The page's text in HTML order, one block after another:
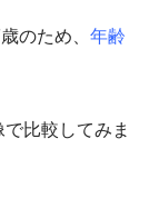
のため、 年齢
比較してみま